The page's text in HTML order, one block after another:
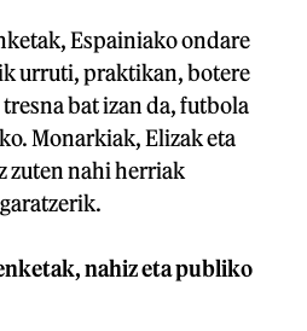
Espainiako ondare
urruti, praktikan, botere
bat izan da, futbola
Monarkiak, Elizak eta
zuten nahi herriak
nahiz eta publiko